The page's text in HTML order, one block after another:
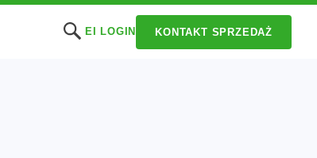
EI LOGIN KONTAKT SPRZEDAŻ